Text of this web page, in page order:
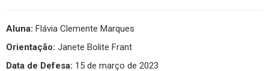
Aluna: Flávia Clemente Marques
Orientação: Janete Bolite Frant
Data de Defesa: 15 de março de 2023